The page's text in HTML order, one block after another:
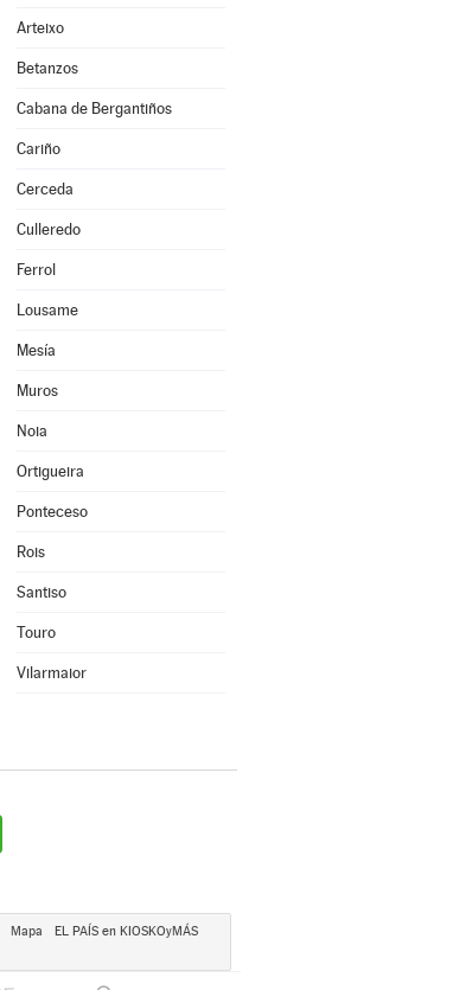
Arteixo
Betanzos
Cabana de Bergantiños
Cariño
Cerceda
Culleredo
Ferrol
Lousame
Mesía
Muros
Noia
Ortigueira
Ponteceso
Rois
Santiso
Touro
Vilarmaior
Mapa
EL PAÍS en KIOSKOyMÁS